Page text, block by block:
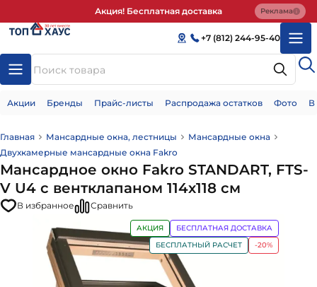
Акция! Бесплатная доставка Реклама
+7 (812) 244-95-40
Акции Бренды Прайс-листы Распродажа остатков Фото
Главная Мансардные окна, лестницы
Мансардные окна
Двухкамерные мансардные окна Fakro
Мансардное окно Fakro STANDART, FTS-
V U4 c вентклапаном 114х118 см
В избранное Сравнить
АКЦИЯ
БЕСПЛАТНАЯ ДОСТАВКА
БЕСПЛАТНЫЙ РАСЧЕТ
-20%